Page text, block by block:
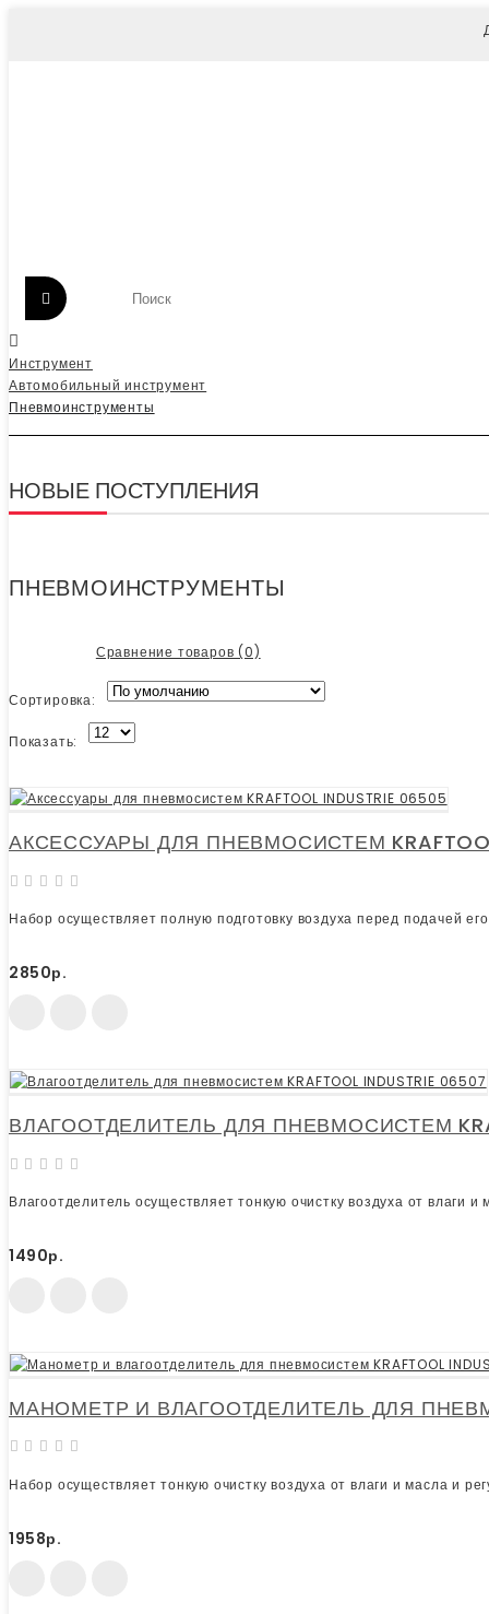
Инструмент
Автомобильный инструмент
Пневмоинструменты
НОВЫЕ ПОСТУПЛЕНИЯ
ПНЕВМОИНСТРУМЕНТЫ
Сравнение товаров (0)
Сортировка:
Показать:
АКСЕССУАРЫ ДЛЯ ПНЕВМОСИСТЕМ KRAFTOOL
Набор осуществляет полную подготовку воздуха перед подачей
2850р.
ВЛАГООТДЕЛИТЕЛЬ ДЛЯ ПНЕВМОСИСТЕМ
Влагоотделитель осуществляет тонкую очистку воздуха от влаги
1490р.
МАНОМЕТР И ВЛАГООТДЕЛИТЕЛЬ ДЛЯ
Набор осуществляет тонкую очистку воздуха от влаги и масла и
1958р.